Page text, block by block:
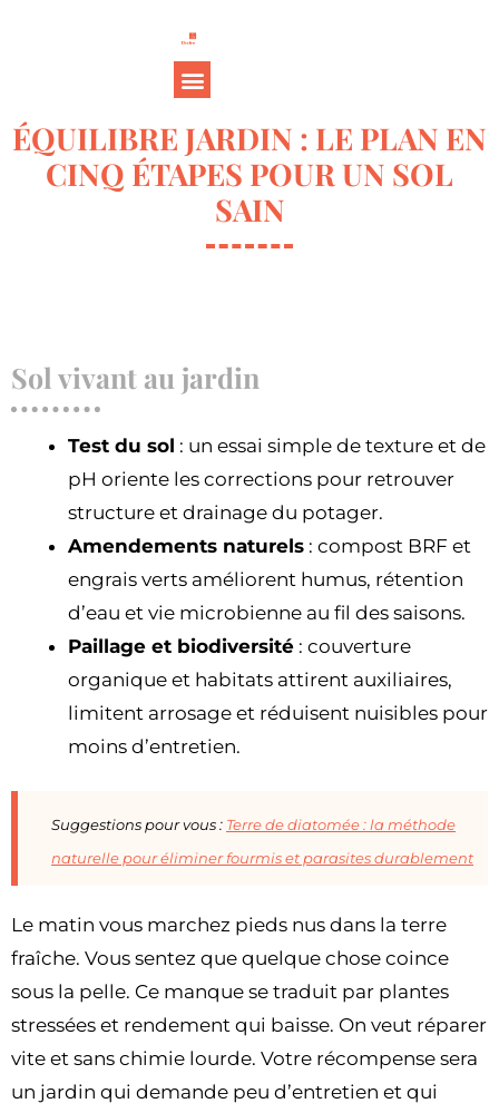
ÉQUILIBRE JARDIN : LE PLAN EN
CINQ ÉTAPES POUR UN SOL
SAIN
Sol vivant au jardin
Test du sol : un essai simple de texture et de
pH oriente les corrections pour retrouver
structure et drainage du potager.
Amendements naturels : compost BRF et
engrais verts améliorent humus, rétention
d’eau et vie microbienne au fil des saisons.
Paillage et biodiversité : couverture
organique et habitats attirent auxiliaires,
limitent arrosage et réduisent nuisibles pour
moins d’entretien.
Suggestions pour vous : Terre de diatomée : la méthode
naturelle pour éliminer fourmis et parasites durablement
Le matin vous marchez pieds nus dans la terre
fraîche. Vous sentez que quelque chose coince
sous la pelle. Ce manque se traduit par plantes
stressées et rendement qui baisse. On veut réparer
vite et sans chimie lourde. Votre récompense sera
un jardin qui demande peu d’entretien et qui